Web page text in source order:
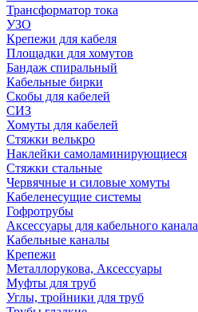
Трансформатор тока
УЗО
Крепежи для кабеля
Площадки для хомутов
Бандаж спиральный
Кабельные бирки
Cкобы для кабелей
СИЗ
Хомуты для кабелей
Стяжки велькро
Наклейки самоламинирующиеся
Стяжки стальные
Червячные и силовые хомуты
Кабеленесущие системы
Гофротрубы
Аксессуары для кабельного канала
Кабельные каналы
Крепежи
Металлорукова, Аксессуары
Муфты для труб
Углы, тройники для труб